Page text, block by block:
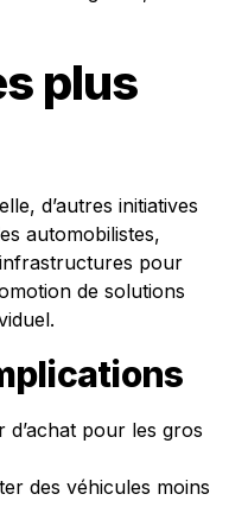
plus
d’autres initiatives
automobilistes,
pour
de solutions
pour les gros
des véhicules moins